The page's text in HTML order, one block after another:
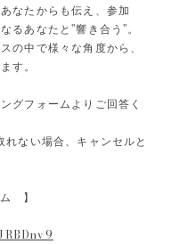
なたからも伝え、参加
るあなたと"響き合う"。
の中で様々な角度から、
す。
グフォームよりご回答く
ない場合、キャンセルと
】